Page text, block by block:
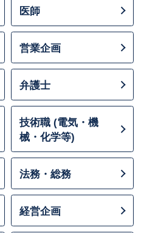
医師
営業企画
弁護士
技術職 (電気・機
械・化学等)
法務・総務
経営企画